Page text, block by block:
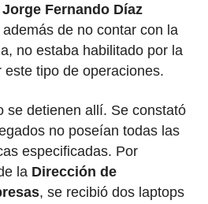
Jorge Fernando Díaz
de no contar con la
no estaba habilitado por la
este tipo de operaciones.
se detienen allí. Se constató
no poseían todas las
especificadas. Por
la Dirección de
, se recibió dos laptops